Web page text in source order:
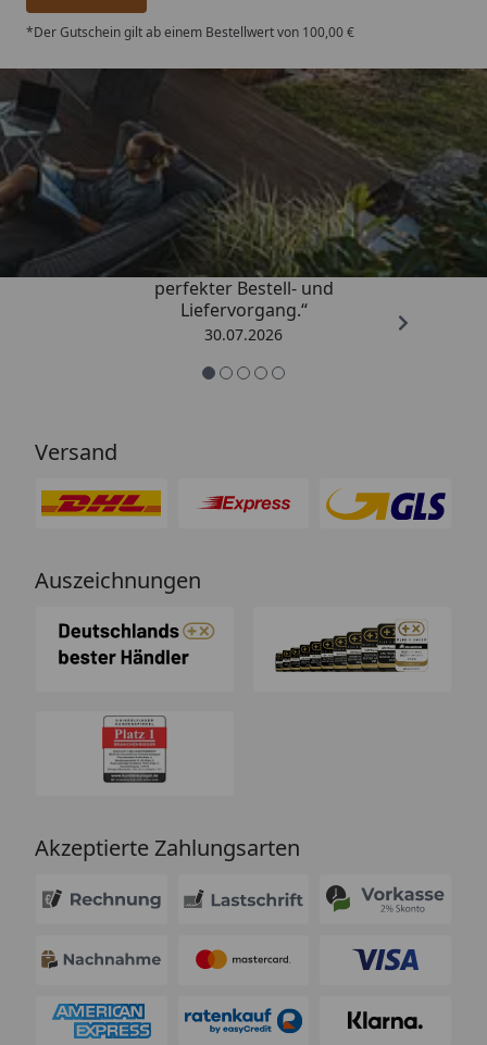
*Der Gutschein gilt ab einem Bestellwert von 100,00 €
Trusted Shops
4,76/ 5
„Qualitativ sehr gute Ware und ein
perfekter Bestell- und
Liefervorgang.“
30.07.2026
Versand
Auszeichnungen
Akzeptierte Zahlungsarten